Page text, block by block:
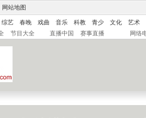
网站地图
综艺 春晚 戏曲 音乐 科教 青少 文化
艺术
节目大全 直播中国 赛事直播 网络